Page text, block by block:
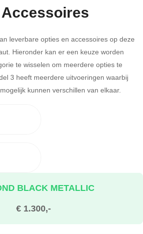
leverbare opties en accessoires op deze
Hieronder kan er een keuze worden
te wisselen om meerdere opties te
3 heeft meerdere uitvoeringen waarbij
kunnen verschillen van elkaar.
€ 1.300,-
BLACK METALLIC